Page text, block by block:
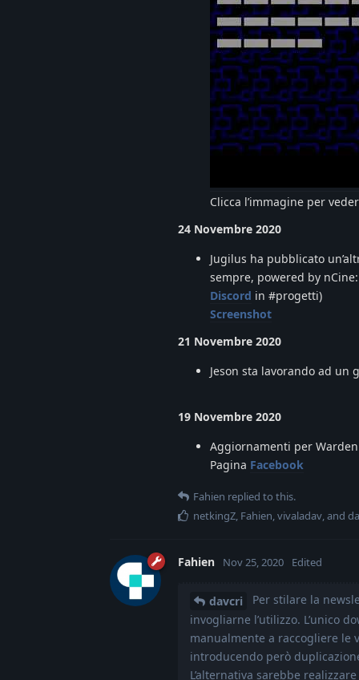
Clicca l’immagine per
24 Novembre 2020
Jugilus ha pubblicato
sempre, powered by nCine:
Discord in #progetti)
Screenshot
21 Novembre 2020
Jeson sta lavorando ad un
19 Novembre 2020
Aggiornamenti per Warden
Pagina Facebook
Fahien replied to this.
netkingZ, Fahien,vivaladav, and
Fahien Nov 25, 2020 Edited
davcri
Per stilare la
invogliarne l’utilizzo. L’unico
manualmente a raccogliere le
introducendo però
L’alternativa sarebbe